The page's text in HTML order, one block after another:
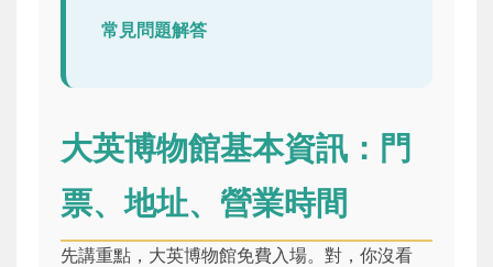
常見問題解答
大英博物館基本資訊：門
票、地址、營業時間
先講重點，大英博物館免費入場。對，你沒看